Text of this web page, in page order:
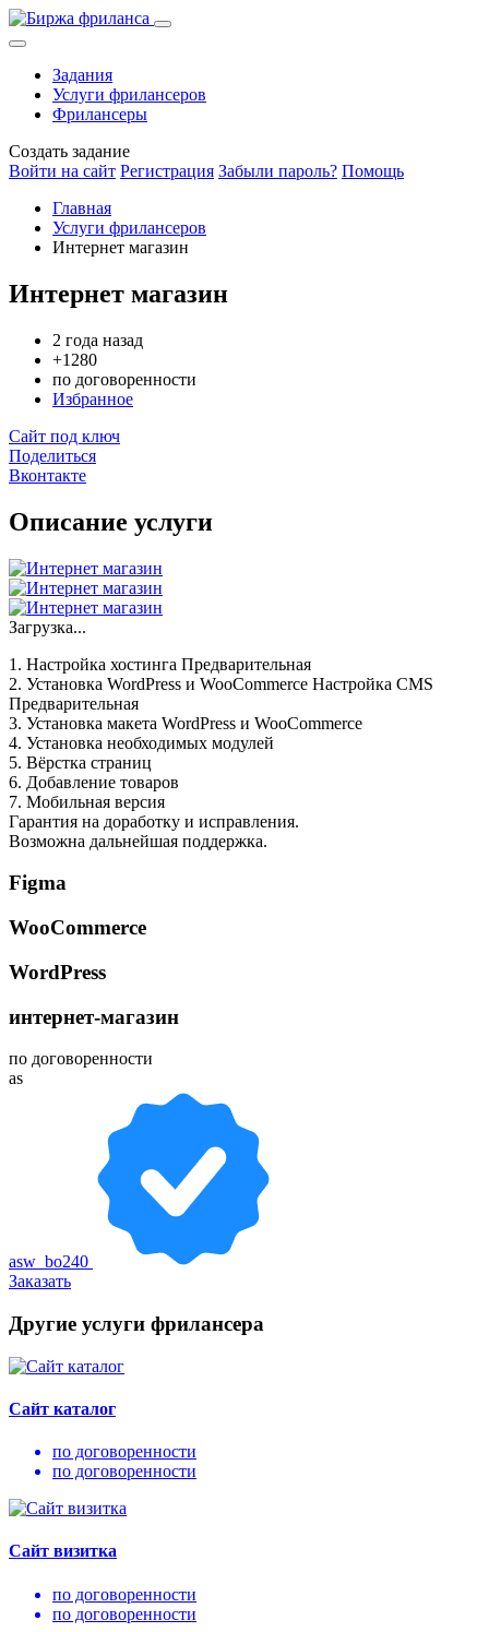
Задания
Услуги фрилансеров
Фрилансеры
Создать задание
Войти на сайт Регистрация Забыли пароль? Помощь
Главная
Услуги фрилансеров
Интернет магазин
Интернет магазин
2 года назад
+1280
по договоренности
Избранное
Сайт под ключ
Поделиться
Вконтакте
Описание услуги
Загрузка...
1. Настройка хостинга Предварительная
2. Установка WordPress и WooCommerce Настройка CMS
Предварительная
3. Установка макета WordPress и WooCommerce
4. Установка необходимых модулей
5. Вёрстка страниц
6. Добавление товаров
7. Мобильная версия
Гарантия на доработку и исправления.
Возможна дальнейшая поддержка.
Figma
WooCommerce
WordPress
интернет-магазин
по договоренности
as
asw_bo240
Заказать
Другие услуги фрилансера
Сайт каталог
по договоренности
по договоренности
Сайт визитка
по договоренности
по договоренности